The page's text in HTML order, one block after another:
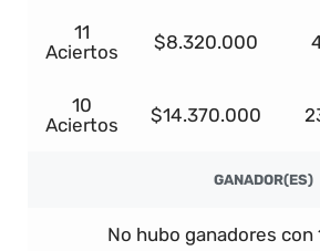
11
Aciertos
$8.320.000
10
Aciertos
$14.370.000
GANADOR(ES)
No hubo ganadores con